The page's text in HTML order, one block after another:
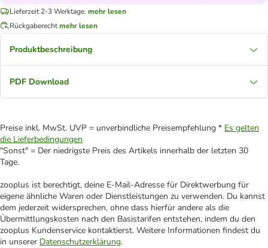
Lieferzeit 2-3 Werktage. mehr lesen
Rückgaberechtmehr lesen
Produktbeschreibung
PDF Download
Preise inkl. MwSt. UVP = unverbindliche Preisempfehlung * Es gelten
die Lieferbedingungen
"Sonst" = Der niedrigste Preis des Artikels innerhalb der letzten 30
Tage.
zooplus ist berechtigt, deine E-Mail-Adresse für Direktwerbung für
eigene ähnliche Waren oder Dienstleistungen zu verwenden. Du kannst
dem jederzeit widersprechen, ohne dass hierfür andere als die
Übermittlungskosten nach den Basistarifen entstehen, indem du den
zooplus Kundenservice kontaktierst. Weitere Informationen findest du
in unserer Datenschutzerklärung.